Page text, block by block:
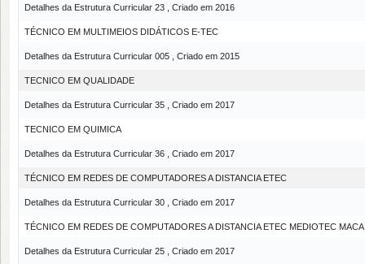
Detalhes da Estrutura Curricular 23 , Criado em 2016
TÉCNICO EM MULTIMEIOS DIDÁTICOS E-TEC
Detalhes da Estrutura Curricular 005 , Criado em 2015
TECNICO EM QUALIDADE
Detalhes da Estrutura Curricular 35 , Criado em 2017
TECNICO EM QUIMICA
Detalhes da Estrutura Curricular 36 , Criado em 2017
TÉCNICO EM REDES DE COMPUTADORES A DISTANCIA ETEC
Detalhes da Estrutura Curricular 30 , Criado em 2017
TÉCNICO EM REDES DE COMPUTADORES A DISTANCIA ETEC MEDIOTEC
Detalhes da Estrutura Curricular 25 , Criado em 2017